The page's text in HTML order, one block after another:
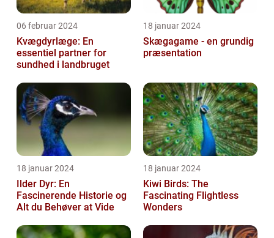
06 februar 2024
Kvægdyrlæge: En
essentiel partner for
sundhed i landbruget
18 januar 2024
Skægagame - en grundig
præsentation
18 januar 2024
Ilder Dyr: En
Fascinerende Historie og
Alt du Behøver at Vide
18 januar 2024
Kiwi Birds: The
Fascinating Flightless
Wonders